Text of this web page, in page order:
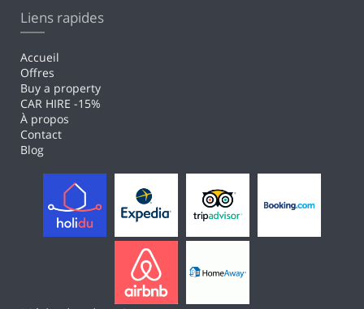
Liens rapides
Accueil
Offres
Buy a property
CAR HIRE -15%
À propos
Contact
Blog